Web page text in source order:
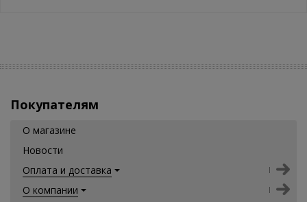
Покупателям
О магазине
Новости
Оплата и доставка
О компании